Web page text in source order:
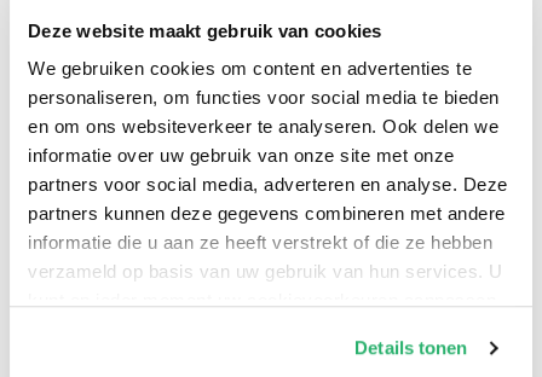
Deze website maakt gebruik van cookies
We gebruiken cookies om content en advertenties te
personaliseren, om functies voor social media te bieden
en om ons websiteverkeer te analyseren. Ook delen we
informatie over uw gebruik van onze site met onze
partners voor social media, adverteren en analyse. Deze
partners kunnen deze gegevens combineren met andere
informatie die u aan ze heeft verstrekt of die ze hebben
verzameld op basis van uw gebruik van hun services. U
Details tonen